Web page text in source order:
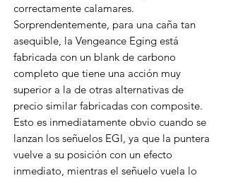
correctamente calamares.
Sorprendentemente, para una caña tan
asequible, la Vengeance Eging está
fabricada con un blank de carbono
completo que tiene una acción muy
superior a la de otras alternativas de
precio similar fabricadas con composite.
Esto es inmediatamente obvio cuando se
lanzan los señuelos EGI, ya que la puntera
vuelve a su posición con un efecto
inmediato, mientras el señuelo vuela lo